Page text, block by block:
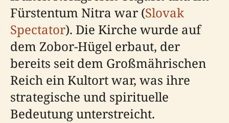
Fürstentum Nitra war (Slovak
Spectator). Die Kirche wurde auf
dem Zobor-Hügel erbaut, der
bereits seit dem Großmährischen
Reich ein Kultort war, was ihre
strategische und spirituelle
Bedeutung unterstreicht.